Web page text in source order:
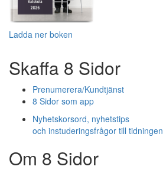
Ladda ner boken
Skaffa 8 Sidor
Prenumerera/Kundtjänst
8 Sidor som app
Nyhetskorsord, nyhetstips
och instuderingsfrågor till tidningen
Om 8 Sidor